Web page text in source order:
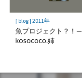
[ blog ] 2011年
魚プロジェクト？！—
kosococo.姉